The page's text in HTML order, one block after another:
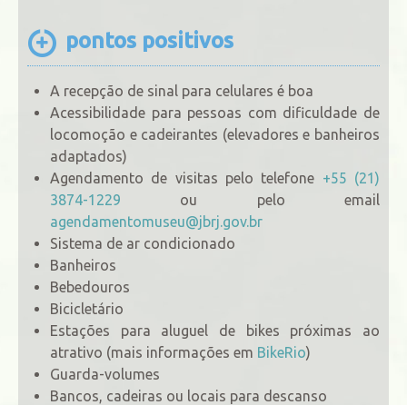
pontos positivos
A recepção de sinal para celulares é boa
Acessibilidade para pessoas com dificuldade de
locomoção e cadeirantes (elevadores e banheiros
adaptados)
Agendamento de visitas pelo telefone +55 (21)
3874-1229 ou pelo email
agendamentomuseu@jbrj.gov.br
Sistema de ar condicionado
Banheiros
Bebedouros
Bicicletário
Estações para aluguel de bikes próximas ao
atrativo (mais informações em BikeRio)
Guarda-volumes
Bancos, cadeiras ou locais para descanso